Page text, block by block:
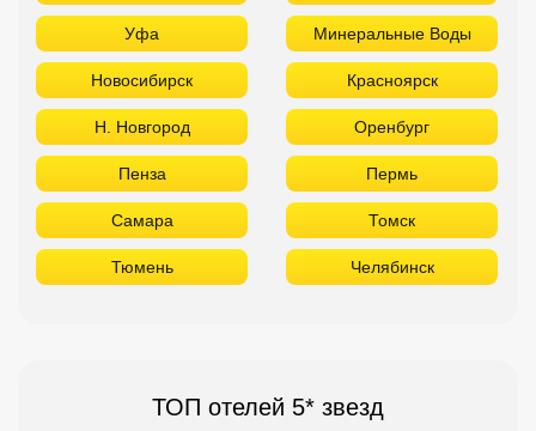
Уфа Минеральные Воды
Новосибирск Красноярск
Н. Новгород Оренбург
Пенза Пермь
Самара Томск
Тюмень Челябинск
ТОП отелей 5* звезд